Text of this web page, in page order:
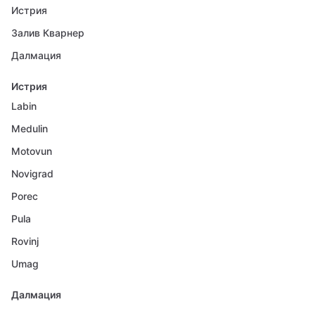
Истрия
Залив Кварнер
Далмация
Истрия
Labin
Medulin
Motovun
Novigrad
Porec
Pula
Rovinj
Umag
Далмация